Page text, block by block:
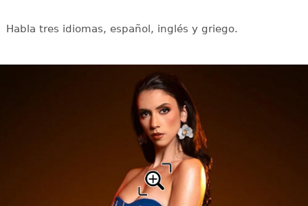
Habla tres idiomas, español, inglés y griego.